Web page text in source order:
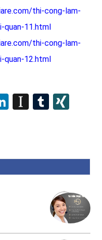
thi-cong-lam-
quan-11.html
thi-cong-lam-
quan-12.html
LinkedInTumblr